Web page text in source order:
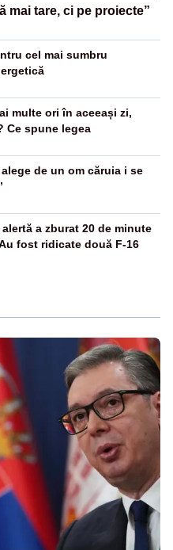
mai tare, ci pe proiecte”
cel mai sumbru
multe ori în aceeași zi,
Ce spune legea
de un om căruia i se
a zburat 20 de minute
fost ridicate două F-16